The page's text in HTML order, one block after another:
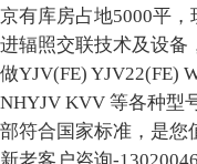
京有库房占地5000平
进辐照交联技术及设备
做YJV(FE) YJV22(FE)
NHYJV KVV 等各种型
部符合国家标准，是您